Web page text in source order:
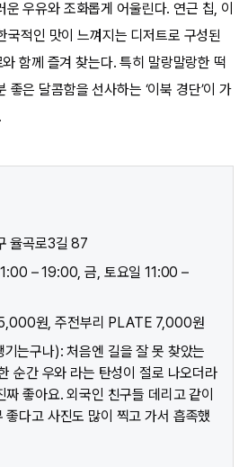
우유와 조화롭게 어울린다. 연근 칩, 이
국적인 맛이 느껴지는 디저트로 구성된
함께 즐겨 찾는다. 특히 말랑말랑한 떡
좋은 달콤함을 선사하는 ‘이북 경단’이 가
율곡로3길 87
– 19:00, 금, 토요일 11:00 –
원, 주전부리 PLATE 7,000원
는구나): 처음엔 길을 잘 못 찾았는
순간 우와 라는 탄성이 절로 나오더라
짜 좋아요. 외국인 친구들 데리고 같이
좋다고 사진도 많이 찍고 가서 흡족했